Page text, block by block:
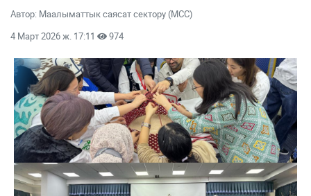
Автор: Маалыматтык саясат сектору (МСС)
4 Март 2026 ж. 17:11
974